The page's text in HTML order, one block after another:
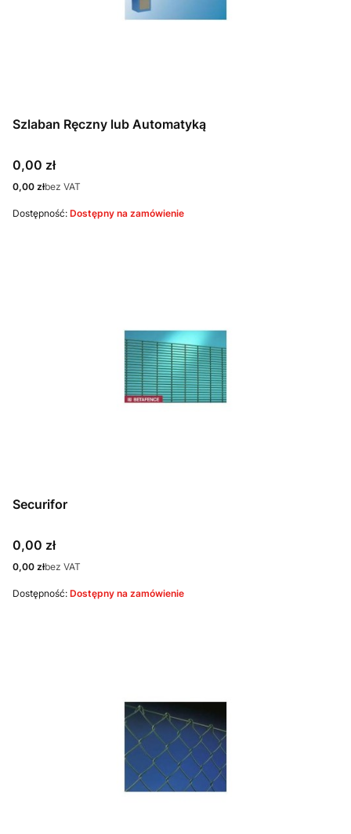
Szlaban Ręczny lub Automatyką
Cena
0,00 zł
Cena
0,00 złbez VAT
Dostępność: Dostępny na zamówienie
Securifor
Cena
0,00 zł
Cena
0,00 złbez VAT
Dostępność: Dostępny na zamówienie